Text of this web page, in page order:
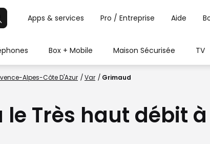
Apps & services Pro / Entreprise Aide
Box + Mobile Maison Sécurisée TV
Alpes-Côte D'Azur Var Grimaud
Très haut débit